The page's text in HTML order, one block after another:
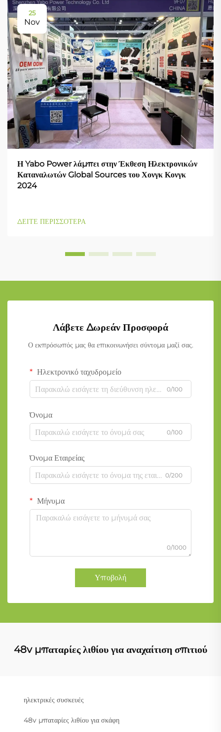
25
Nov
Η Yabo Power λάμπει στην Έκθεση Ηλεκτρονικών
Καταναλωτών Global Sources του Χονγκ Κονγκ
2024
ΔΕΙΤΕ ΠΕΡΙΣΣΟΤΕΡΑ
Λάβετε Δωρεάν Προσφορά
Ο εκπρόσωπός μας θα επικοινωνήσει σύντομα μαζί σας.
Ηλεκτρονικό ταχυδρομείο
0/100
Όνομα
0/100
Όνομα Εταιρείας
0/200
Μήνυμα
0/1000
Υποβολή
48v μπαταρίες λιθίου για αναχαίτιση σπιτιού
ηλεκτρικές συσκευές
48v μπαταρίες λιθίου για σκάφη